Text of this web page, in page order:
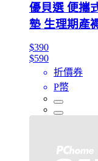
優貝選 便攜
墊 生理期產
$390
$590
折價券
P幣